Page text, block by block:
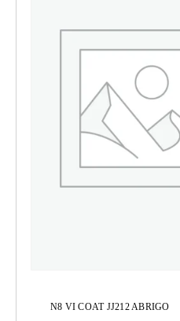
N8 VI COAT JJ212 ABRIGO